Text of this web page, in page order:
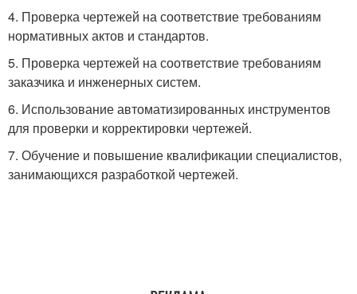
4. Проверка чертежей на соответствие требованиям
нормативных актов и стандартов.
5. Проверка чертежей на соответствие требованиям
заказчика и инженерных систем.
6. Использование автоматизированных инструментов
для проверки и корректировки чертежей.
7. Обучение и повышение квалификации специалистов,
занимающихся разработкой чертежей.